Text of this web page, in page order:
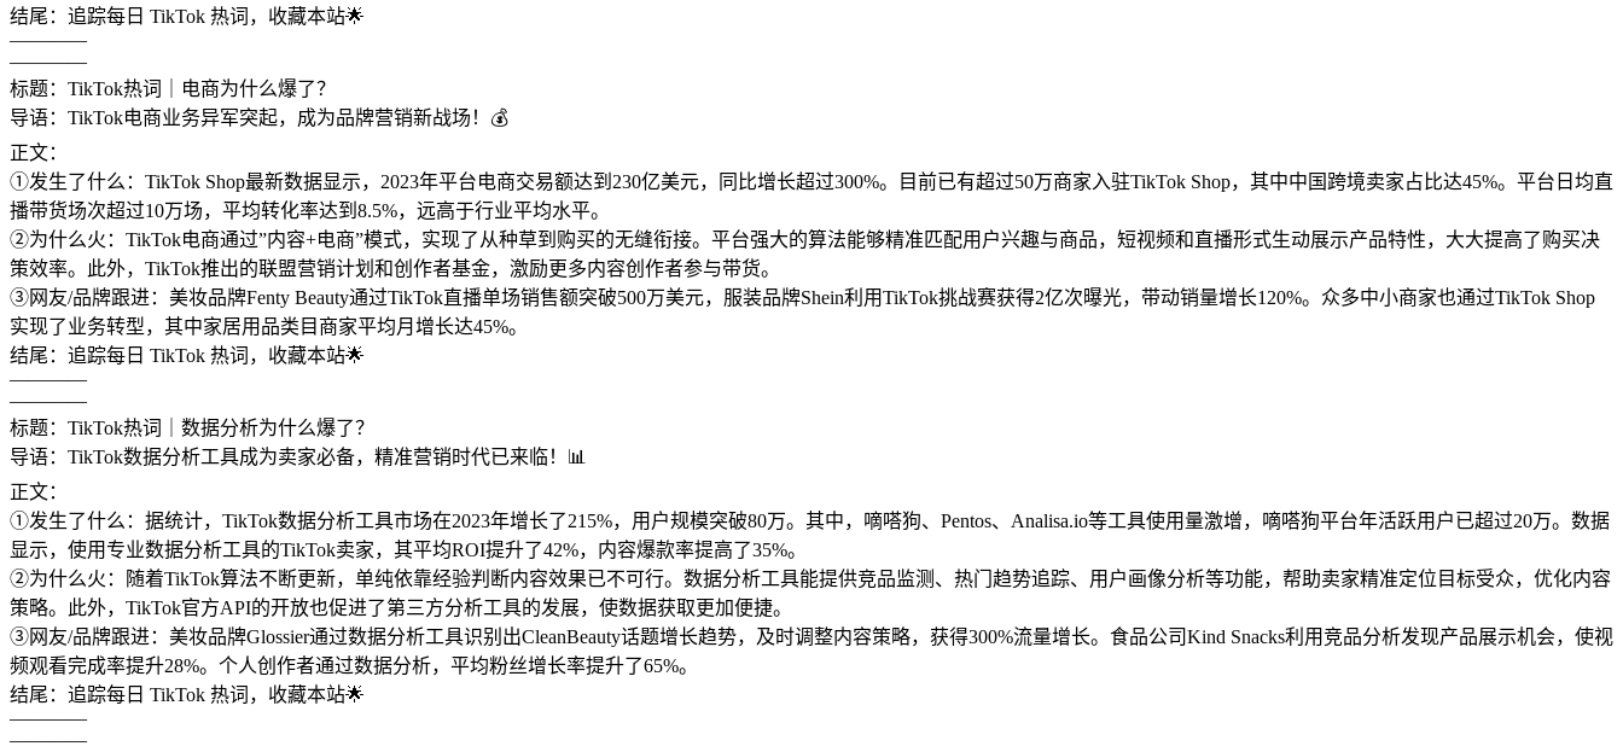
结尾：追踪每日 TikTok 热词，收藏本站🌟
————
————
标题：TikTok热词｜电商为什么爆了？
导语：TikTok电商业务异军突起，成为品牌营销新战场！💰
正文：
①发生了什么：TikTok Shop最新数据显示，2023年平台电商交易额达到230亿美元，同比增长超过300%。目前已有超过50万商家入驻TikTok Shop，其中中国跨境卖家占比达45%。平台日均直
播带货场次超过10万场，平均转化率达到8.5%，远高于行业平均水平。
②为什么火：TikTok电商通过”内容+电商”模式，实现了从种草到购买的无缝衔接。平台强大的算法能够精准匹配用户兴趣与商品，短视频和直播形式生动展示产品特性，大大提高了购买决
策效率。此外，TikTok推出的联盟营销计划和创作者基金，激励更多内容创作者参与带货。
③网友/品牌跟进：美妆品牌Fenty Beauty通过TikTok直播单场销售额突破500万美元，服装品牌Shein利用TikTok挑战赛获得2亿次曝光，带动销量增长120%。众多中小商家也通过TikTok Shop
实现了业务转型，其中家居用品类目商家平均月增长达45%。
结尾：追踪每日 TikTok 热词，收藏本站🌟
————
————
标题：TikTok热词｜数据分析为什么爆了？
导语：TikTok数据分析工具成为卖家必备，精准营销时代已来临！📊
正文：
①发生了什么：据统计，TikTok数据分析工具市场在2023年增长了215%，用户规模突破80万。其中，嘀嗒狗、Pentos、Analisa.io等工具使用量激增，嘀嗒狗平台年活跃用户已超过20万。数据
显示，使用专业数据分析工具的TikTok卖家，其平均ROI提升了42%，内容爆款率提高了35%。
②为什么火：随着TikTok算法不断更新，单纯依靠经验判断内容效果已不可行。数据分析工具能提供竞品监测、热门趋势追踪、用户画像分析等功能，帮助卖家精准定位目标受众，优化内容
策略。此外，TikTok官方API的开放也促进了第三方分析工具的发展，使数据获取更加便捷。
③网友/品牌跟进：美妆品牌Glossier通过数据分析工具识别出CleanBeauty话题增长趋势，及时调整内容策略，获得300%流量增长。食品公司Kind Snacks利用竞品分析发现产品展示机会，使视
频观看完成率提升28%。个人创作者通过数据分析，平均粉丝增长率提升了65%。
结尾：追踪每日 TikTok 热词，收藏本站🌟
————
————